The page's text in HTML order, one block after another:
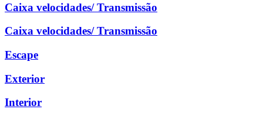
Caixa velocidades/ Transmissão
Caixa velocidades/ Transmissão
Escape
Exterior
Interior